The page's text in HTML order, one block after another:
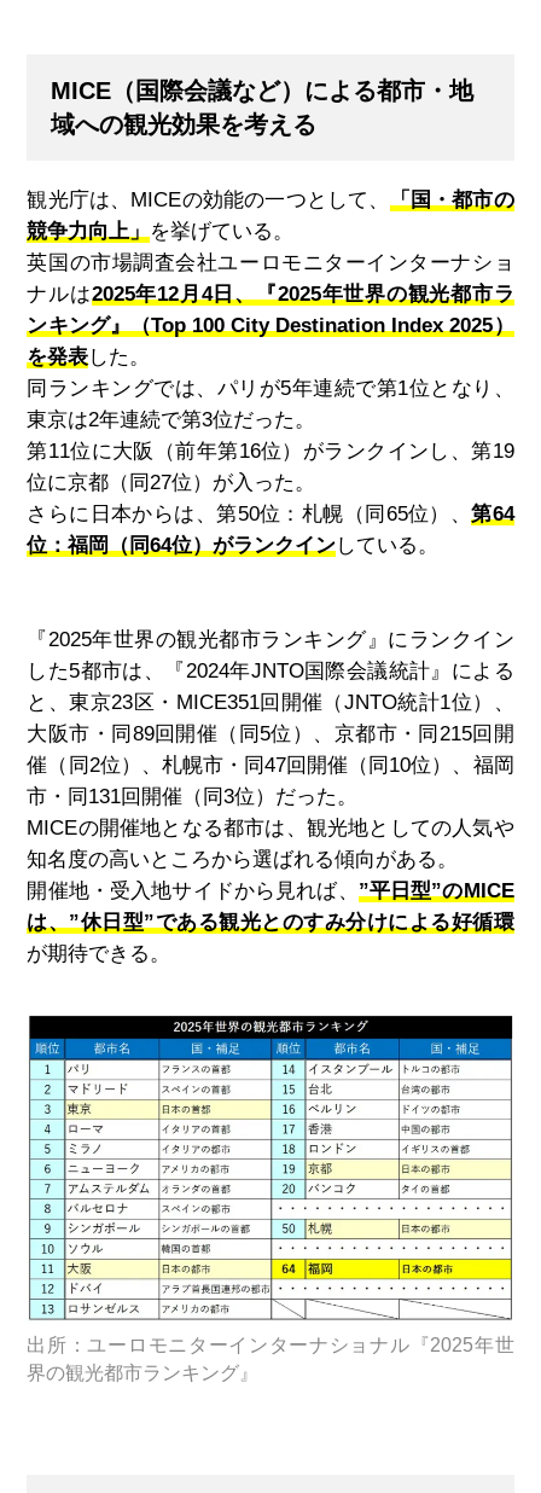
MICE （国際会議など）による都市・地
域への観光効果を考える
観光庁は、MICEの効能の一つとして、 「国・都市の
競争力向上」を挙げている。
英国の市場調査会社ユーロモニターインターナショ
ナルは2025年12月4日、『2025年世界の観光都市ラ
ンキング』（Top 100 City Destination Index 2025）
を発表した。
同ランキングでは、パリが5年連続で第1位となり、
東京は2年連続で第3位だった。
第11位に大阪（前年第16位）がランクインし、第19
位に京都（同27位）が入った。
さらに日本からは、第50位：札幌（同 65位）、第64
位：福岡（同64位）がランクインしている。
『2025年世界の観光都市ランキング』にランクイン
した5都市は、『2024年JNTO国際会議統計』による
と、東京23 区・MICE351回開催（JNTO統計1位）、
大阪市・同 89回開催（同 5位）、京都市・同 215回開
催（同 2位）、札幌市・同47回開催（同 10位）、福岡
市・同 131回開催（同3位）だった。
MICEの開催地となる都市は、観光地としての人気や
知名度の高いところから選ばれる傾向がある。
開催地・受入地サイドから見れば、 ”平日型”のMICE
は、”休日型”である観光とのすみ分けによる好循環
が期待できる。
出所：ユーロモニターインターナショナル『2025年世
界の観光都市ランキング』